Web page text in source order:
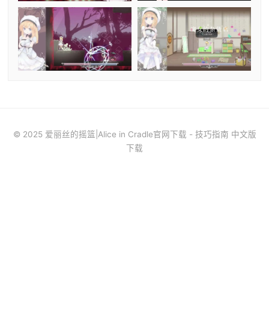
© 2025 爱丽丝的摇篮|Alice in Cradle官网下载 - 技巧指南 中文版
下载